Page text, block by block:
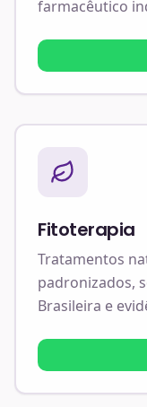
farmacêutico
Fitoterapia
Tratamentos
padronizados,
Brasileira e